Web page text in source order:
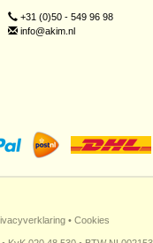
+31 (0)50 - 549 96 98
info@akim.nl
• Cookies